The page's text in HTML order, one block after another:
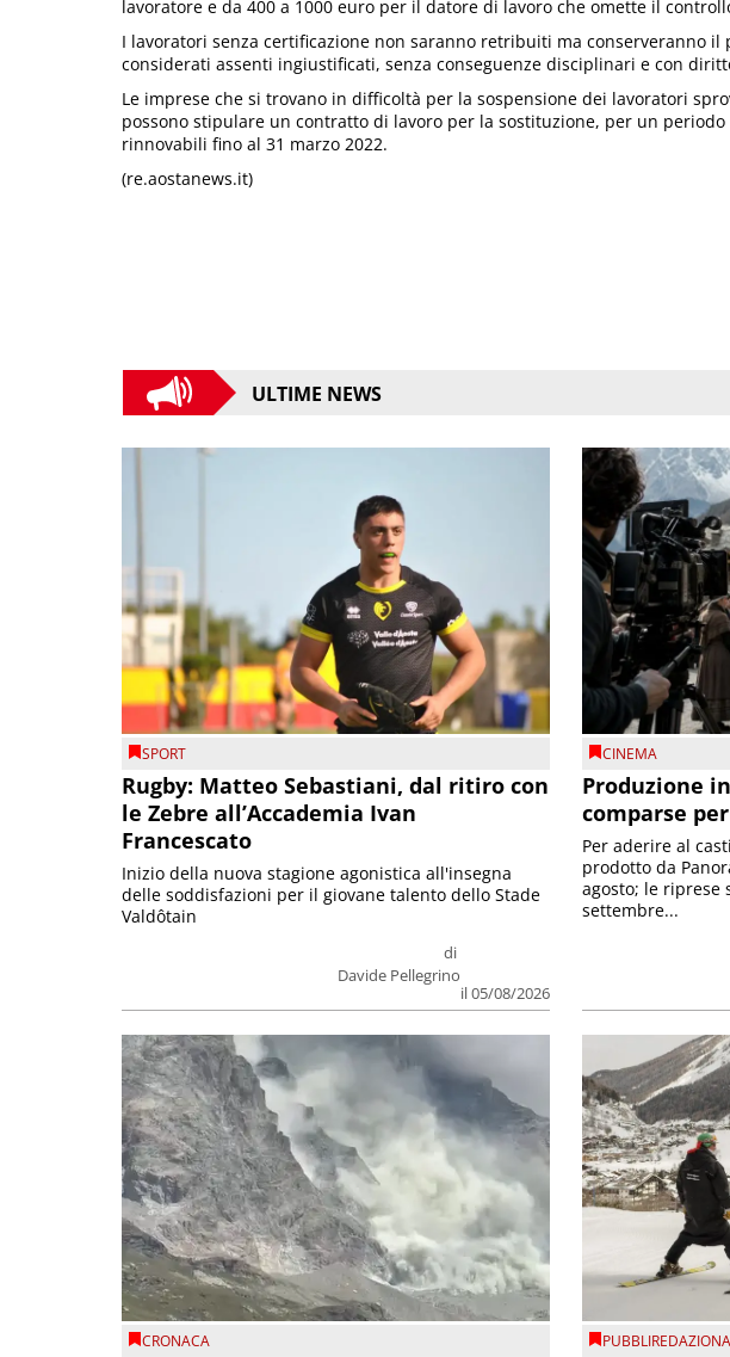
lavoratore e da 400 a 1000 euro per il datore di lavoro che omette il
I lavoratori senza certificazione non saranno retribuiti ma conserveranno il
considerati assenti ingiustificati, senza conseguenze disciplinari e con
Le imprese che si trovano in difficoltà per la sospensione dei lavoratori
possono stipulare un contratto di lavoro per la sostituzione, per un
rinnovabili fino al 31 marzo 2022.
(re.aostanews.it)
ULTIME NEWS
SPORT
Rugby: Matteo Sebastiani, dal ritiro con
le Zebre all’Accademia Ivan
Francescato
di
Davide Pellegrino
il 05/08/2026
Inizio della nuova stagione agonistica all'insegna
delle soddisfazioni per il giovane talento dello Stade
Valdôtain
CINEMA
Produzione
comparse
Per aderire al
prodotto da
agosto; le riprese
settembre...
CRONACA